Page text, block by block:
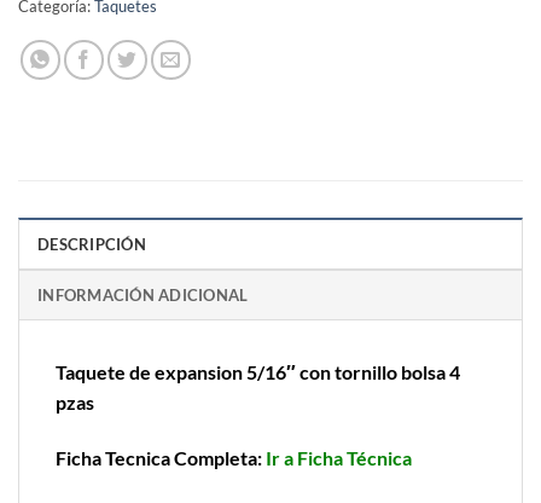
Categoría:Taquetes
DESCRIPCIÓN
INFORMACIÓN ADICIONAL
Taquete de expansion 5/16″ con tornillo bolsa 4
pzas
Ficha Tecnica Completa: Ir a Ficha Técnica